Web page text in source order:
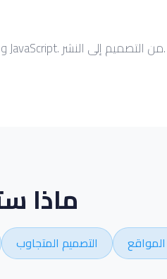
تعلم بناء مواقع ويب احترافية باستخدام HTML و CSS و JavaScript. من التصميم إلى النشر.
ماذا
التصميم المتجاوب